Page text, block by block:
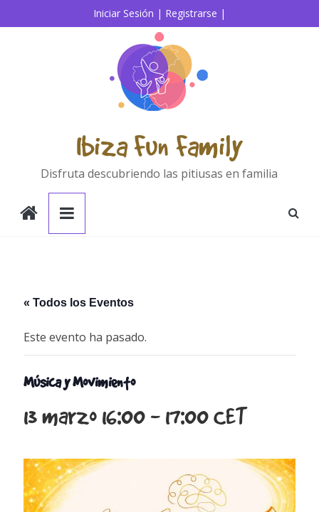
al
Iniciar Sesión | Registrarse |
Ibiza Fun Family
Disfruta descubriendo las pitiusas en familia
« Todos los Eventos
Este evento ha pasado.
Música y Movimiento
13 marzo 16:00 - 17:00CET